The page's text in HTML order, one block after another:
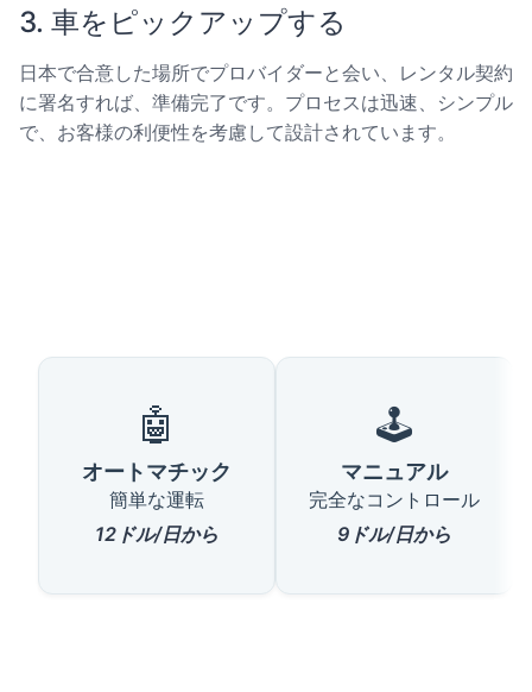
3. 車をピックアップする
日本で合意した場所でプロバイダーと会い、レンタル契約
に署名すれば、準備完了です。プロセスは迅速、シンプル
で、お客様の利便性を考慮して設計されています。
🤖
オートマチック
簡単な運転
12ドル/日から
🕹️
マニュアル
完全なコントロール
9ドル/日から